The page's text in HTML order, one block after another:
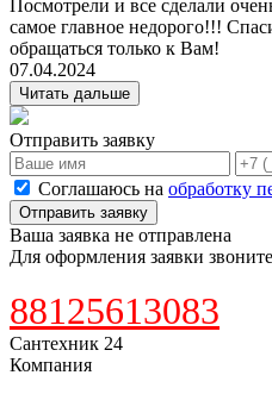
Посмотрели и все сделали
самое главное недорого!!!
обращаться только к Вам!
07.04.2024
Читать дальше
Отправить заявку
Соглашаюсь на обработку
Отправить заявку
Ваша заявка не отправлена
Для оформления заявки
88125613083
Сантехник 24
Компания